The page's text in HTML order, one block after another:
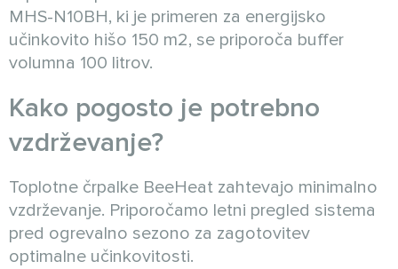
MHS-N10BH, ki je primeren za energijsko
učinkovito hišo 150 m2, se priporoča buffer
volumna 100 litrov.
Kako pogosto je potrebno
vzdrževanje?
Toplotne črpalke BeeHeat zahtevajo minimalno
vzdrževanje. Priporočamo letni pregled sistema
pred ogrevalno sezono za zagotovitev
optimalne učinkovitosti.